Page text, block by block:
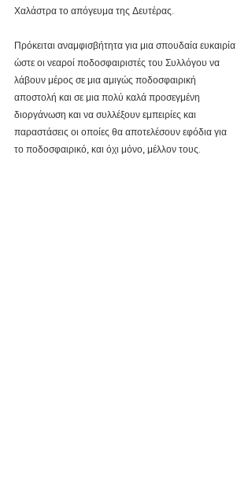
Χαλάστρα το απόγευμα της Δευτέρας.
Πρόκειται αναμφισβήτητα για μια σπουδαία ευκαιρία
ώστε οι νεαροί ποδοσφαιριστές του Συλλόγου να
λάβουν μέρος σε μια αμιγώς ποδοσφαιρική
αποστολή και σε μια πολύ καλά προσεγμένη
διοργάνωση και να συλλέξουν εμπειρίες και
παραστάσεις οι οποίες θα αποτελέσουν εφόδια για
το ποδοσφαιρικό, και όχι μόνο, μέλλον τους.